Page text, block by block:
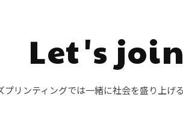
Let's
プリンティングでは一緒に社会を盛り上げ